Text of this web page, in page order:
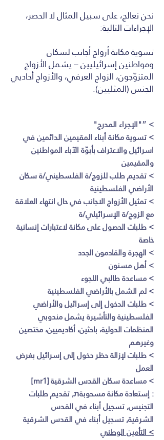
نحن نعالج، على سبيل المثال لا الحصر،
الإجراءات التالية:
تسوية مكانة أزواج أجانب لسكان
ومواطنين إسرائيليين – يشمل الأزواج
المتزوّجون، الزواج العرفي، والأزواج أحاديي
الجنس (المثليين).
> ״"الإجراء المدرج"
> تسوية مكانة أبناء المقيمين الدائمين في
اسرائيل والاعتراف بأبوّة الآباء المواطنين
والمقيمين
>تقديم طلب للزوج/ة الفلسطيني/ة سكان
الأراضي الفلسطينية
>تمثيل الأزواج الاجانب في حال انتهاء العلاقة
مع الزوج/ة الإسرائيلي/ة
>طلبات الحصول على مكانة لاعتبارات إنسانية
خاصة
> الهجرة والقادمون الجدد
>أهل مسنون
>مساعدة طالبي اللجوء
>لم الشمل بالأراضي الفلسطينية
>طلبات الدخول إلى إسرائيل والأراضي
الفلسطينية والتأشيرة يشمل مندوبي
المنظمات الدولية، باحثين، أكاديميين، مختصين
وغيرهم
>طلبات لإزالة حظر دخول إلى إسرائيل بغرض
العمل
>
مساعدة سكان القدس الشرقية [mr1]
: إستعادة مكانة مسحوبةת, تقديم طلبات
التجنيس, تسجيل أبناء في القدس
الشرقية, تسجيل أبناء في القدس الشرقية
> التأمين الوطني